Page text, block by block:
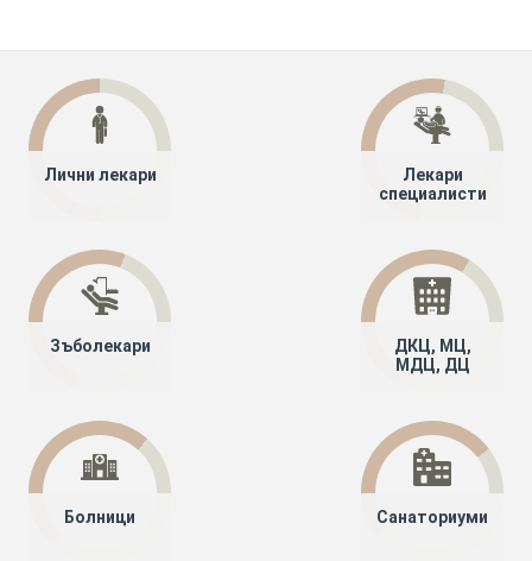
Лични лекари
Лекари
специалисти
Зъболекари
ДКЦ, МЦ,
МДЦ, ДЦ
Болници Санаториуми